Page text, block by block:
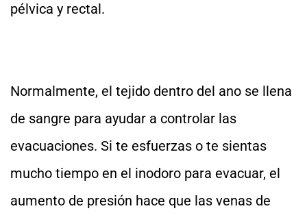
pélvica y rectal.
Normalmente, el tejido dentro del ano se llena
de sangre para ayudar a controlar las
evacuaciones. Si te esfuerzas o te sientas
mucho tiempo en el inodoro para evacuar, el
aumento de presión hace que las venas de